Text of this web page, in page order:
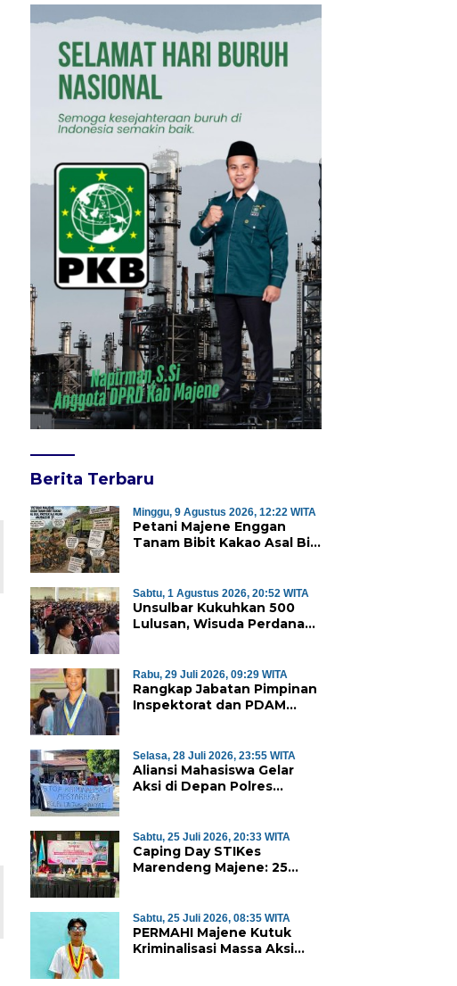
Berita Terbaru
Minggu, 9 Agustus 2026, 12:22 WITA
Petani Majene Enggan
Tanam Bibit Kakao Asal Biji,
Sabtu, 1 Agustus 2026, 20:52 WITA
Unsulbar Kukuhkan 500
Lulusan, Wisuda Perdana
Rabu, 29 Juli 2026, 09:29 WITA
Rangkap Jabatan Pimpinan
Inspektorat dan PDAM
Independensi Pengawasan
Selasa, 28 Juli 2026, 23:55 WITA
Aliansi Mahasiswa Gelar
Aksi di Depan Polres
Mamasa
Sabtu, 25 Juli 2026, 20:33 WITA
Caping Day STIKes
Marendeng Majene: 25
Klinik Perdana
Sabtu, 25 Juli 2026, 08:35 WITA
PERMAHI Majene Kutuk
Kriminalisasi Massa Aksi